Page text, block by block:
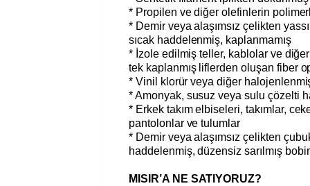
* Propilen ve diğer olefinlerin
* Demir veya alaşımsız çelikten
sıcak haddelenmiş, kaplanmamış
* İzole edilmiş teller, kablolar ve
tek kaplanmış liflerden oluşan fiber
* Vinil klorür veya diğer
* Amonyak, susuz veya sulu çözelti
* Erkek takım elbiseleri, takımlar,
pantolonlar ve tulumlar
* Demir veya alaşımsız çelikten
haddelenmiş, düzensiz sarılmış
MISIR’A NE SATIYORUZ?